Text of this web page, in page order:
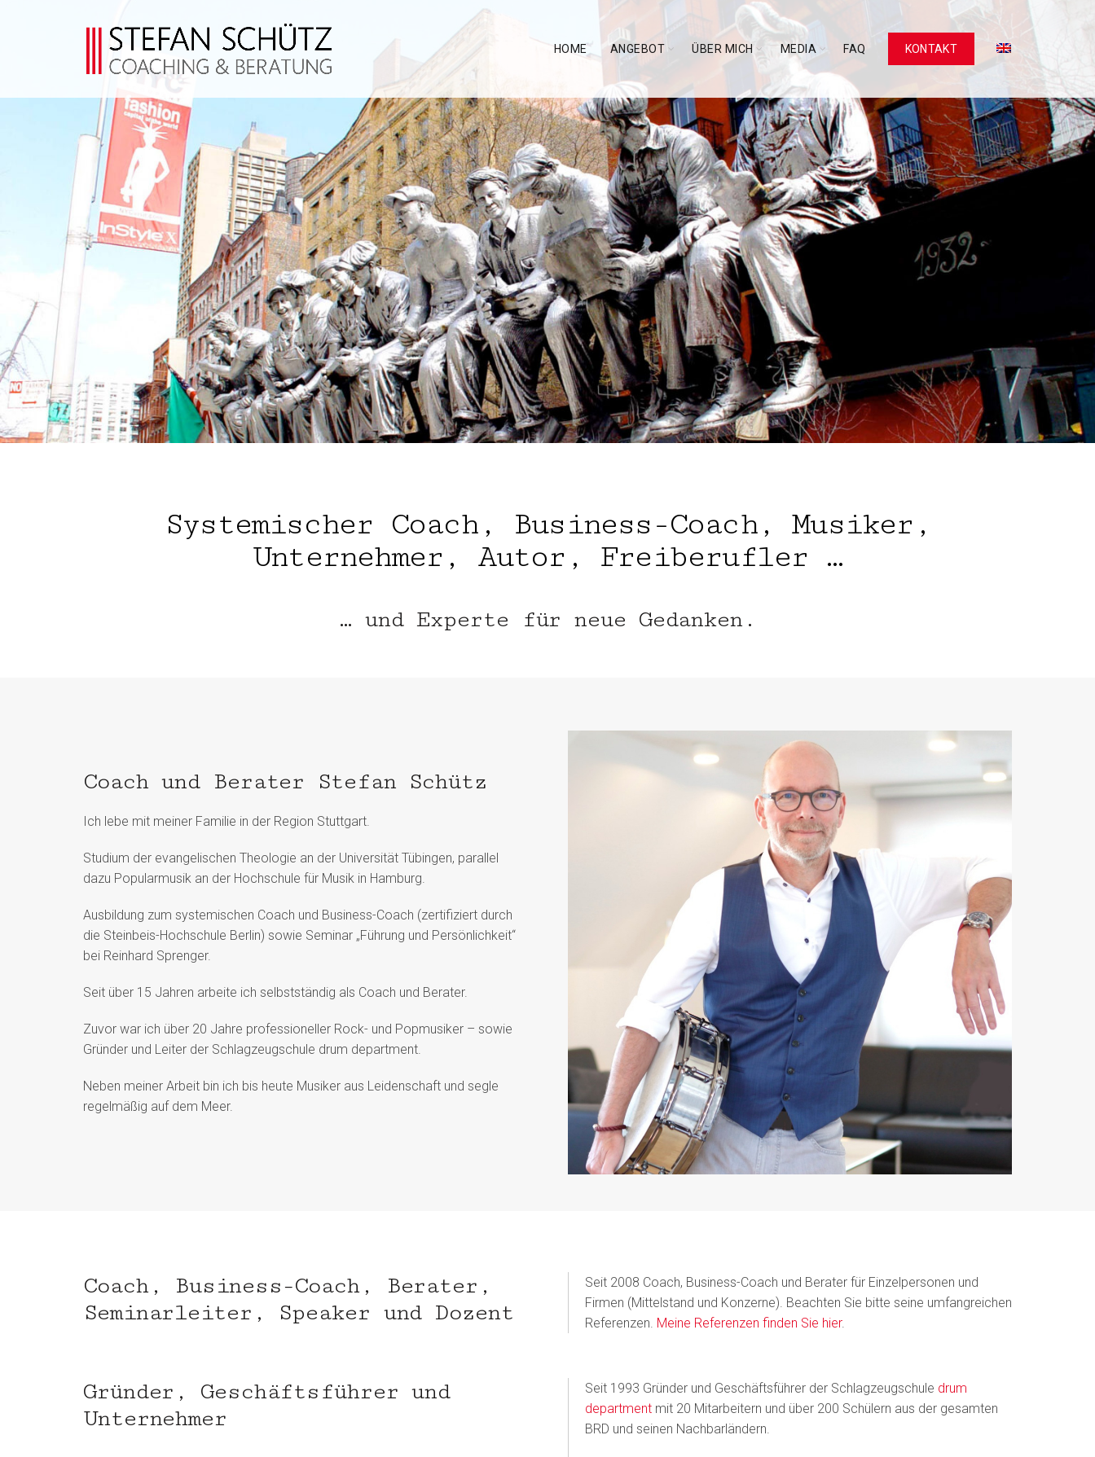
HOME ANGEBOT ÜBER MICH MEDIA FAQ KONTAKT
Systemischer Coach, Business-Coach, Musiker,
Unternehmer, Autor, Freiberufler …
… und Experte für neue Gedanken.
Coach und Berater Stefan Schütz
Ich lebe mit meiner Familie in der Region Stuttgart.
Studium der evangelischen Theologie an der Universität Tübingen, parallel
dazu Popularmusik an der Hochschule für Musik in Hamburg.
Ausbildung zum systemischen Coach und Business-Coach (zertifiziert durch
die Steinbeis-Hochschule Berlin) sowie Seminar „Führung und Persönlichkeit“
bei Reinhard Sprenger.
Seit über 15 Jahren arbeite ich selbstständig als Coach und Berater.
Zuvor war ich über 20 Jahre professioneller Rock- und Popmusiker – sowie
Gründer und Leiter der Schlagzeugschule drum department.
Neben meiner Arbeit bin ich bis heute Musiker aus Leidenschaft und segle
regelmäßig auf dem Meer.
Coach, Business-Coach, Berater,
Seminarleiter, Speaker und Dozent
Seit 2008 Coach, Business-Coach und Berater für Einzelpersonen und
Firmen (Mittelstand und Konzerne). Beachten Sie bitte seine umfangreichen
Referenzen. Meine Referenzen finden Sie hier.
Gründer, Geschäftsführer und
Unternehmer
Seit 1993 Gründer und Geschäftsführer der Schlagzeugschule drum
department mit 20 Mitarbeitern und über 200 Schülern aus der gesamten
BRD und seinen Nachbarländern.